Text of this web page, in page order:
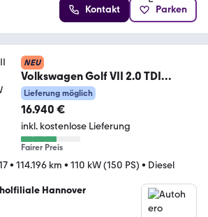
Kontakt Parken
NEU
Volkswagen Golf VII 2.0 TDI
Highline BlueMotion Tech
Lieferung möglich
16.940 €
inkl. kostenlose Lieferung
Fairer Preis
• 114.196 km • 110 kW (150 PS) • Diesel
Hannover